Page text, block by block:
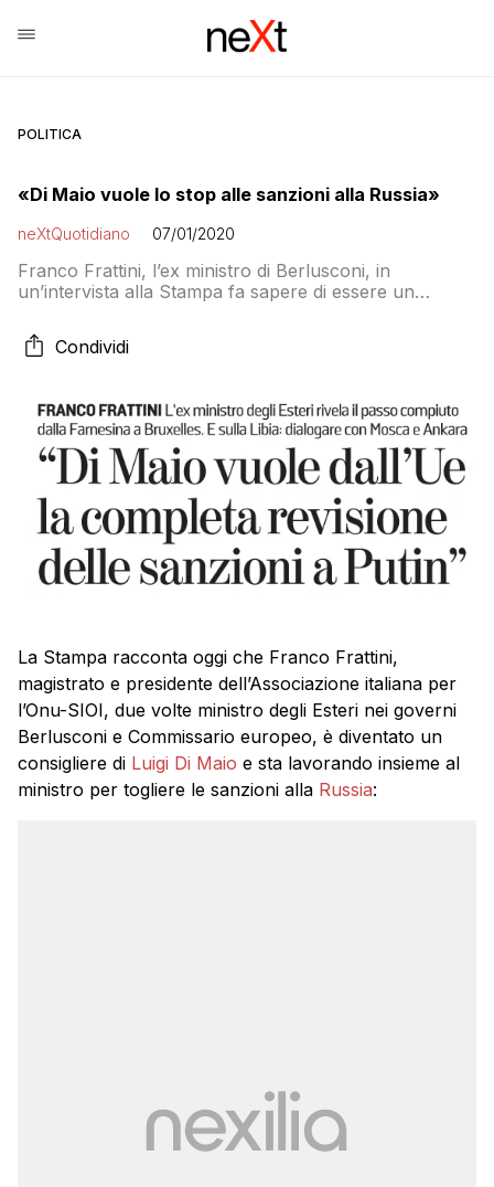
POLITICA
«Di Maio vuole lo stop alle sanzioni alla Russia»
neXtQuotidiano 07/01/2020
Franco Frattini, l’ex ministro di Berlusconi, in
un’intervista alla Stampa fa sapere di essere un
ha chiesto la revisione delle sanzioni a Putin
Condividi
La Stampa racconta oggi che Franco Frattini,
magistrato e presidente dell’Associazione italiana per
l’Onu-SIOI, due volte ministro degli Esteri nei governi
Berlusconi e Commissario europeo, è diventato un
consigliere di Luigi Di Maio e sta lavorando insieme al
ministro per togliere le sanzioni alla Russia: